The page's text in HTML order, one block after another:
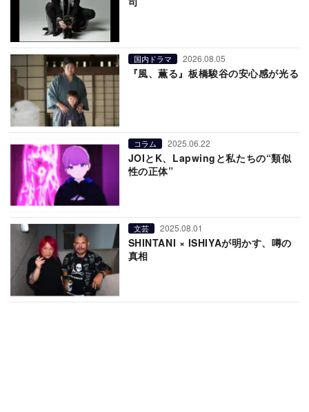
国内ドラマ 2026.08.05
『風、薫る』板橋駿谷の安心感が光る
コラム 2025.06.22
JOIとK、Lapwingと私たちの“類似
性の正体”
文芸 2025.08.01
SHINTANI × ISHIYAが明かす、噂の
真相